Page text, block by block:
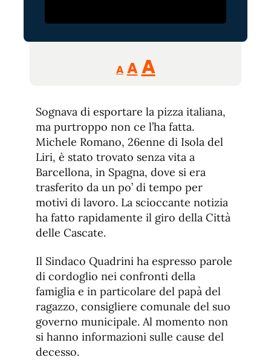
A
Reducir
tamaño
A Restablecer
de
fuente
AAumentar
de
fuente.
Sognava di esportare la pizza italiana,
ma purtroppo non ce l’ha fatta.
Michele Romano, 26enne di Isola del
Liri, è stato trovato senza vita a
Barcellona, in Spagna, dove si era
trasferito da un po’ di tempo per
motivi di lavoro. La scioccante notizia
ha fatto rapidamente il giro della Città
delle Cascate.
Il Sindaco Quadrini ha espresso parole
di cordoglio nei confronti della
famiglia e in particolare del papà del
ragazzo, consigliere comunale del suo
governo municipale. Al momento non
si hanno informazioni sulle cause del
decesso.